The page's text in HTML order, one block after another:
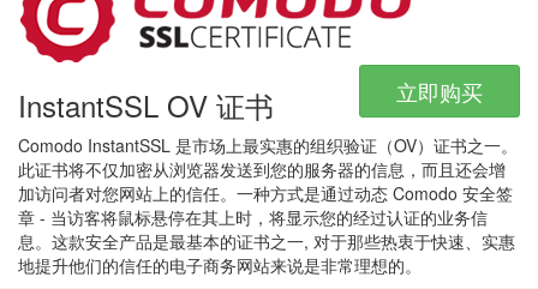
立即购买
InstantSSL OV 证书
Comodo InstantSSL 是市场上最实惠的组织验证（OV）证书之一。
此证书将不仅加密从浏览器发送到您的服务器的信息，而且还会增
加访问者对您网站上的信任。一种方式是通过动态 Comodo 安全签
章 - 当访客将鼠标悬停在其上时，将显示您的经过认证的业务信
息。这款安全产品是最基本的证书之一, 对于那些热衷于快速、实惠
地提升他们的信任的电子商务网站来说是非常理想的。